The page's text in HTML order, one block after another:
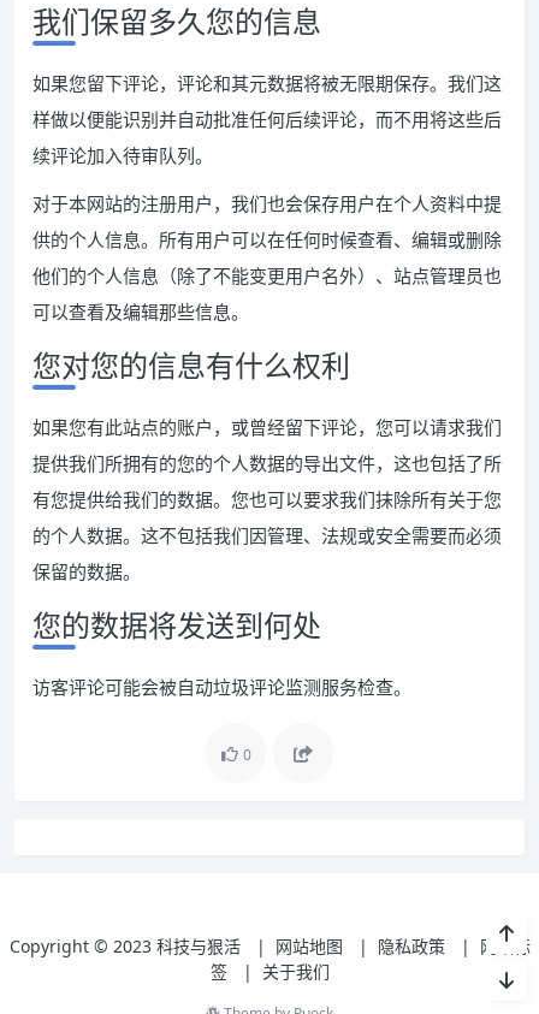
我们保留多久您的信息
如果您留下评论，评论和其元数据将被无限期保存。我们这
样做以便能识别并自动批准任何后续评论，而不用将这些后
续评论加入待审队列。
对于本网站的注册用户，我们也会保存用户在个人资料中提
供的个人信息。所有用户可以在任何时候查看、编辑或删除
他们的个人信息（除了不能变更用户名外）、站点管理员也
可以查看及编辑那些信息。
您对您的信息有什么权利
如果您有此站点的账户，或曾经留下评论，您可以请求我们
提供我们所拥有的您的个人数据的导出文件，这也包括了所
有您提供给我们的数据。您也可以要求我们抹除所有关于您
的个人数据。这不包括我们因管理、法规或安全需要而必须
保留的数据。
您的数据将发送到何处
访客评论可能会被自动垃圾评论监测服务检查。
0
Copyright © 2023 科技与狠活 | 网站地图 | 隐私政策 | 网站标
签
| 关于我们